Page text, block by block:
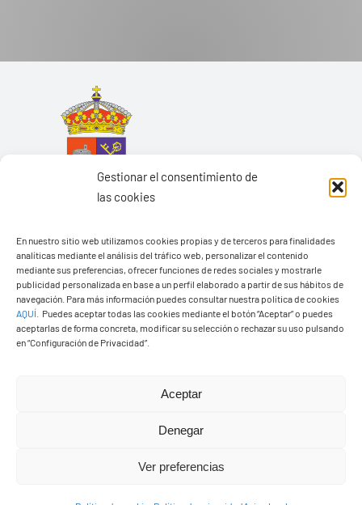
Gestionar el consentimiento de
las cookies
En nuestro sitio web utilizamos cookies propias y de terceros para finalidades
analíticas mediante el análisis del tráfico web, personalizar el contenido
mediante sus preferencias, ofrecer funciones de redes sociales y mostrarle
publicidad personalizada en base a un perfil elaborado a partir de sus hábitos de
navegación. Para más información puedes consultar nuestra política de cookies
AQUÍ
Puedes aceptar todas las cookies mediante el botón “Aceptar” o puedes
aceptarlas de forma concreta, modificar su selección o rechazar su uso pulsando
en “Configuración de Privacidad”.
Aceptar
Denegar
Ver preferencias
Ayuntamiento de Yaiza
Pza. de Los Remedios, 1